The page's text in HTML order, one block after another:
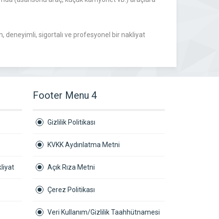
deneyimli, sigortalı ve profesyonel bir nakliyat
Footer Menu 4
Gizlilik Politikası
KVKK Aydınlatma Metni
Açık Rıza Metni
Çerez Politikası
Veri Kullanım/Gizlilik Taahhütnamesi